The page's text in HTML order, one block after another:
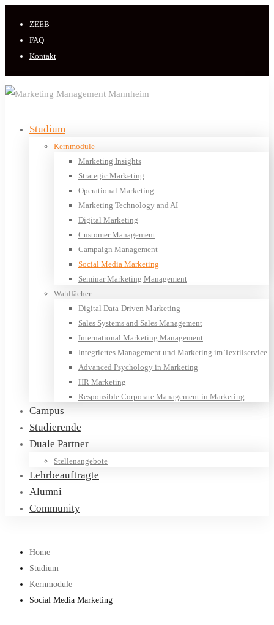
ZEEB
FAQ
Kontakt
Studium
Kernmodule
Marketing Insights
Strategic Marketing
Operational Marketing
Marketing Technology and AI
Digital Marketing
Customer Management
Campaign Management
Social Media Marketing
Seminar Marketing Management
Wahlfächer
Digital Data-Driven Marketing
Sales Systems and Sales Management
International Marketing Management
Integriertes Management und Marketing im Textilservice
Advanced Psychology in Marketing
HR Marketing
Responsible Corporate Management in Marketing
Campus
Studierende
Duale Partner
Stellenangebote
Lehrbeauftragte
Alumni
Community
Home
Studium
Kernmodule
Social Media Marketing